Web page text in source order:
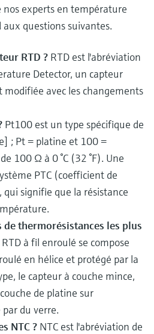
la
produit
en
et
vues
des appareils
rapide.
à
pression
etc.
de micro-
nos experts en température
questions suivantes.
RTD ? RTD est l'abréviation
Detector, un capteur
modifiée avec les changements
Pt100 est un type spécifique de
; Pt = platine et 100 =
100 Ω à 0 °C (32 °F). Une
PTC (coefficient de
signifie que la résistance
de thermorésistances les plus
à fil enroulé se compose
en hélice et protégé par la
le capteur à couche mince,
de platine sur
du verre.
NTC ? NTC est l'abréviation de